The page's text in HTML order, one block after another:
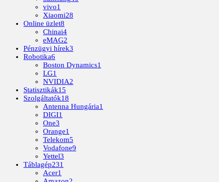
vivo1
Xiaomi28
Online üzlet8
Chinai4
eMAG2
Pénzügyi hírek3
Robotika6
Boston Dynamics1
LG1
NVIDIA2
Statisztikák15
Szolgáltatók18
Antenna Hungária1
DIGI1
One3
Orange1
Telekom5
Vodafone9
Yettel3
Táblagép231
Acer1